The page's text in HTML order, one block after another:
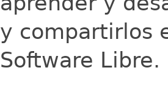
y compartirlos
Software Libre.